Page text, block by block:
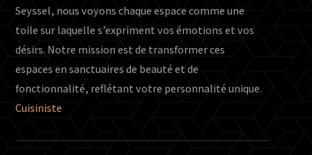
Seyssel, nous voyons chaque espace comme une
toile sur laquelle s’expriment vos émotions et vos
désirs. Notre mission est de transformer ces
espaces en sanctuaires de beauté et de
fonctionnalité, reflétant votre personnalité unique.
Cuisiniste